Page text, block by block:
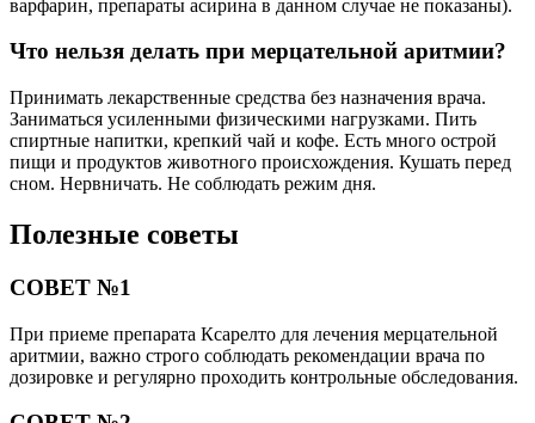
варфарин, препараты асирина в данном случае не показаны).
Что нельзя делать при мерцательной аритмии?
Принимать лекарственные средства без назначения врача.
Заниматься усиленными физическими нагрузками. Пить
спиртные напитки, крепкий чай и кофе. Есть много острой
пищи и продуктов животного происхождения. Кушать перед
сном. Нервничать. Не соблюдать режим дня.
Полезные советы
СОВЕТ №1
При приеме препарата Ксарелто для лечения мерцательной
аритмии, важно строго соблюдать рекомендации врача по
дозировке и регулярно проходить контрольные обследования.